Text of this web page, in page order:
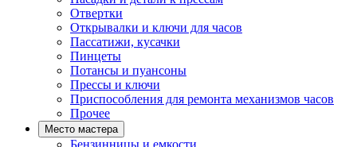
Отвертки
Открывалки и ключи для часов
Пассатижи, кусачки
Пинцеты
Потансы и пуансоны
Прессы и ключи
Приспособления для ремонта механизмов часов
Прочее
Место мастера
Бензинницы и емкости